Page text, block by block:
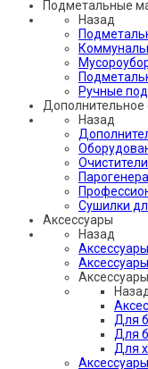
Подметальные
Назад
Ручные
Дополнительное
Назад
Сушилки
Аксессуары
Назад
Аксессуары
Для
Для
Для